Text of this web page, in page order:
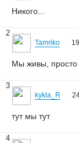
Никого...
2
Tamriko
Мы живы,
3
kykla_R
тут мы тут
4